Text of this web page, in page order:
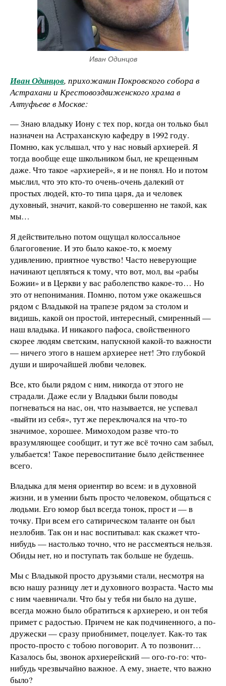
Иван Одинцов
Иван Одинцов, прихожанин Покровского собора в
Астрахани и Крестовоздвиженского храма в
Алтуфьеве в Москве:
— Знаю владыку Иону с тех пор, когда он только был
назначен на Астраханскую кафедру в 1992 году.
Помню, как услышал, что у нас новый архиерей. Я
тогда вообще еще школьником был, не крещенным
даже. Что такое «архиерей», я и не понял. Но и потом
мыслил, что это кто-то очень-очень далекий от
простых людей, кто-то типа царя, да и человек
духовный, значит, какой-то совершенно не такой, как
мы…
Я действительно потом ощущал колоссальное
благоговение. И это было какое-то, к моему
удивлению, приятное чувство! Часто неверующие
начинают цепляться к тому, что вот, мол, вы «рабы
Божии» и в Церкви у вас раболепство какое-то… Но
это от непонимания. Помню, потом уже окажешься
рядом с Владыкой на трапезе рядом за столом и
видишь, какой он простой, интересный, смиренный —
наш владыка. И никакого пафоса, свойственного
скорее людям светским, напускной какой-то важности
— ничего этого в нашем архиерее нет! Это глубокой
души и широчайшей любви человек.
Все, кто были рядом с ним, никогда от этого не
страдали. Даже если у Владыки были поводы
погневаться на нас, он, что называется, не успевал
«выйти из себя», тут же переключался на что-то
значимое, хорошее. Мимоходом разве что-то
вразумляющее сообщит, и тут же всё точно сам забыл,
улыбается! Такое перевоспитание было действеннее
всего.
Владыка для меня ориентир во всем: и в духовной
жизни, и в умении быть просто человеком, общаться с
людьми. Его юмор был всегда тонок, прост и — в
точку. При всем его сатирическом таланте он был
незлобив. Так он и нас воспитывал: как скажет что-
нибудь — настолько точно, что не рассмеяться нельзя.
Обиды нет, но и поступать так больше не будешь.
Мы с Владыкой просто друзьями стали, несмотря на
всю нашу разницу лет и духовного возраста. Часто мы
с ним чаевничали. Что бы у тебя ни было на душе,
всегда можно было обратиться к архиерею, и он тебя
примет с радостью. Причем не как подчиненного, а по-
дружески — сразу приобнимет, поцелует. Как-то так
просто-просто с тобою поговорит. А то позвонит…
Казалось бы, звонок архиерейский — ого-го-го: что-
нибудь чрезвычайно важное. А ему, знаете, что важно
было?